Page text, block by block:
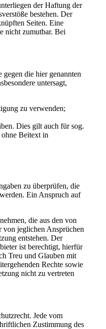
der Haftung der
bestehen. Der
Seiten. Eine
nicht zumutbar. Bei
die hier genannten
untersagt,
zu verwenden;
Dies gilt auch für sog.
ohne Beitext in
zu überprüfen, die
Ein Anspruch auf
die aus den von
von jeglichen Ansprüchen
entstehen. Der
ist berechtigt, hierfür
Treu und Glauben mit
Rechte sowie
nicht zu vertreten
Jede vom
Zustimmung des